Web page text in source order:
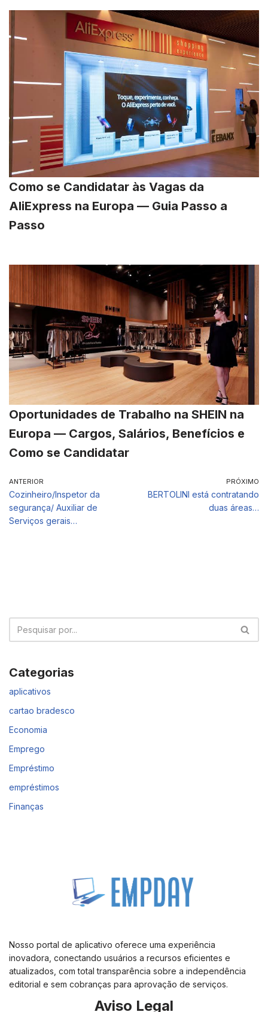
Como se Candidatar às Vagas da
AliExpress na Europa — Guia Passo a
Passo
Oportunidades de Trabalho na SHEIN na
Europa — Cargos, Salários, Benefícios e
Como se Candidatar
ANTERIOR
Cozinheiro/Inspetor da
segurança/ Auxiliar de
Serviços gerais…
PRÓXIMO
BERTOLINI está contratando
duas áreas…
Categorias
aplicativos
cartao bradesco
Economia
Emprego
Empréstimo
empréstimos
Finanças
Nosso portal de aplicativo oferece uma experiência
inovadora, conectando usuários a recursos eficientes e
atualizados, com total transparência sobre a independência
editorial e sem cobranças para aprovação de serviços.
Aviso Legal